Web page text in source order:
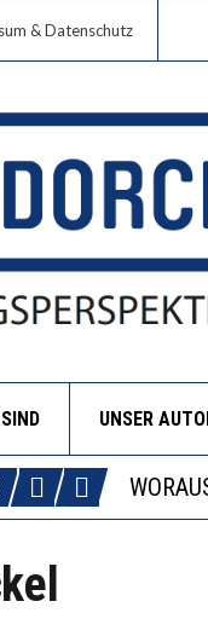
& Datenschutz
UNSER
DIE
“WIR